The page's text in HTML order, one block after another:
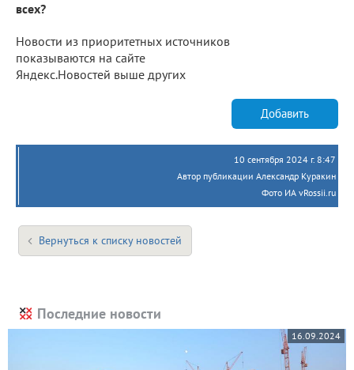
всех?
Новости из приоритетных источников
показываются на сайте
Яндекс.Новостей выше других
Добавить
10 сентября 2024 г. 8:47
Автор публикации Александр Куракин
Фото ИА vRossii.ru
Вернуться к списку новостей
Последние новости
16.09.2024